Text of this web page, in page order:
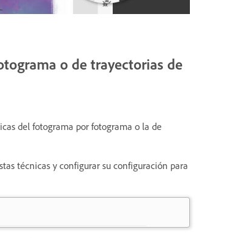
o de trayectorias de
del fotograma por fotograma o la de
técnicas y configurar su configuración para